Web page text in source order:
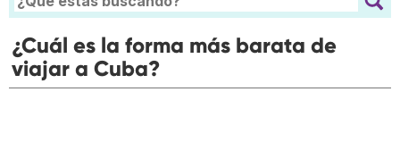
¿Cuál es la forma más barata de
viajar a Cuba?